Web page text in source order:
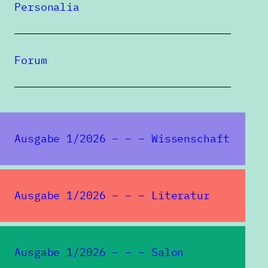
Personalia
Forum
Ausgabe 1/2026 – – – Wissenschaft
Ausgabe 1/2026 – – – Literatur
Ausgabe 1/2026 – – – Salon
Ilma Rakusa – Am Anfang
23.06.2026
Peter Motzan zum 80.
06.11.2025